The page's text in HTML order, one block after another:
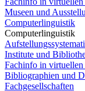
Museen und
Computerlinguistik
Computerlinguistik
Institute und
Fachinfo in
Bibliographien und
Fachgesellschaften